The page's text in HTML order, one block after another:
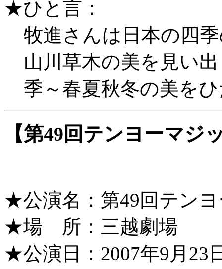
★ひと言：
牧進さんは日本の四
山川草木の美を見い
季～春夏秋冬の美を
【第49回テンヨーマジ
★公演名：第49回テン
★場 所：三越劇場
★公演日：2007年9月23